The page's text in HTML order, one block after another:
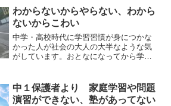
めると決めたあとに起こった出来事でし
た。収入もなし...
わからないからやらない、わから
ないからこわい
中学・高校時代に学習習慣が身につかな
かった人が社会の大人の大半なような気
がしています。おとなになってから学習
から実は塾を始めています。ちょっと耳
の痛い話かもしれませんが...
中１保護者より 家庭学習や問題
演習ができない、塾があってない